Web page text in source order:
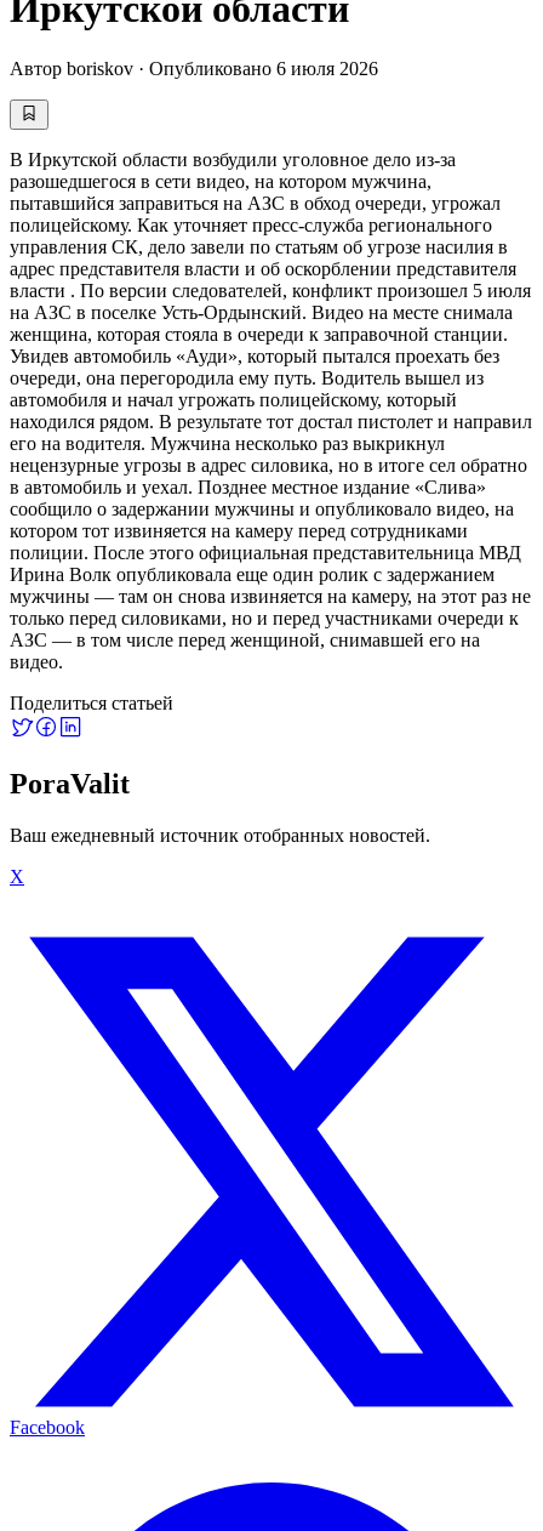
Иркутской области
Автор boriskov · Опубликовано 6 июля 2026
В Иркутской области возбудили уголовное дело из-за
разошедшегося в сети видео, на котором мужчина,
пытавшийся заправиться на АЗС в обход очереди, угрожал
полицейскому. Как уточняет пресс-служба регионального
управления СК, дело завели по статьям об угрозе насилия в
адрес представителя власти и об оскорблении представителя
власти . По версии следователей, конфликт произошел 5 июля
на АЗС в поселке Усть-Ордынский. Видео на месте снимала
женщина, которая стояла в очереди к заправочной станции.
Увидев автомобиль «Ауди», который пытался проехать без
очереди, она перегородила ему путь. Водитель вышел из
автомобиля и начал угрожать полицейскому, который
находился рядом. В результате тот достал пистолет и направил
его на водителя. Мужчина несколько раз выкрикнул
нецензурные угрозы в адрес силовика, но в итоге сел обратно
в автомобиль и уехал. Позднее местное издание «Слива»
сообщило о задержании мужчины и опубликовало видео, на
котором тот извиняется на камеру перед сотрудниками
полиции. После этого официальная представительница МВД
Ирина Волк опубликовала еще один ролик с задержанием
мужчины — там он снова извиняется на камеру, на этот раз не
только перед силовиками, но и перед участниками очереди к
АЗС — в том числе перед женщиной, снимавшей его на
видео.
Поделиться статьей
PoraValit
Ваш ежедневный источник отобранных новостей.
X
Facebook